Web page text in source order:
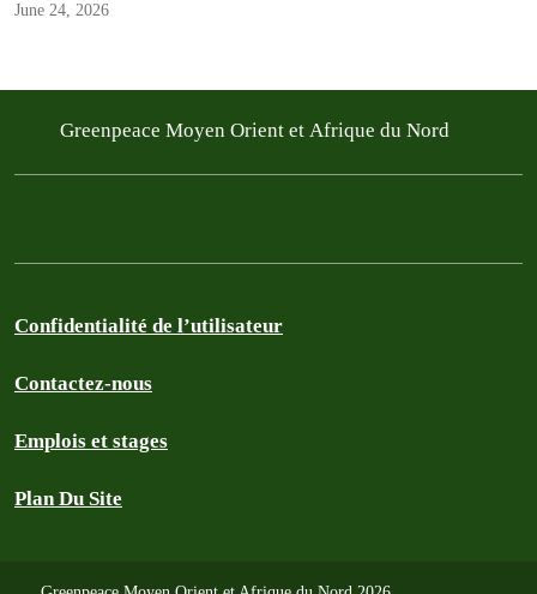
June 24, 2026
Greenpeace Moyen Orient et Afrique du Nord
Confidentialité de l’utilisateur
Contactez-nous
Emplois et stages
Plan Du Site